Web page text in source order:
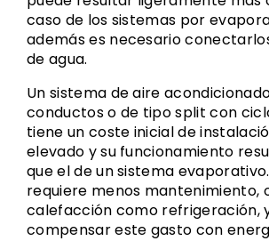
caso de los sistemas por
además es necesario
de agua.
Un sistema de aire
conductos o de tipo split con
tiene un coste inicial de
elevado y su funcionamiento
que el de un sistema
requiere menos mantenimiento,
calefacción como refrigeración,
compensar este gasto con